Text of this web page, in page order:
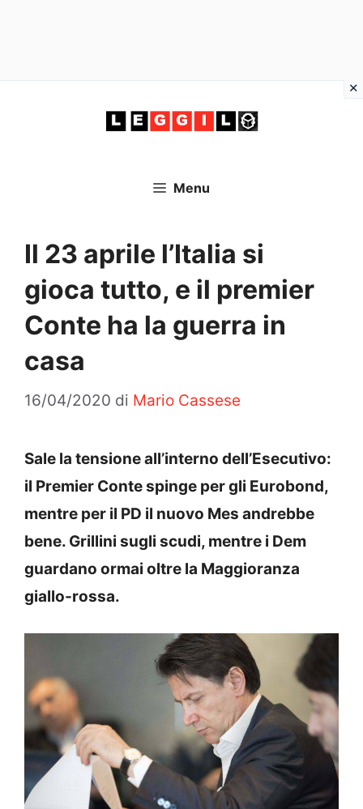
Menu
Il 23 aprile l’Italia si
gioca tutto, e il premier
Conte ha la guerra in
casa
16/04/2020 di Mario Cassese
Sale la tensione all’interno dell’Esecutivo:
il Premier Conte spinge per gli Eurobond,
mentre per il PD il nuovo Mes andrebbe
bene. Grillini sugli scudi, mentre i Dem
guardano ormai oltre la Maggioranza
giallo-rossa.